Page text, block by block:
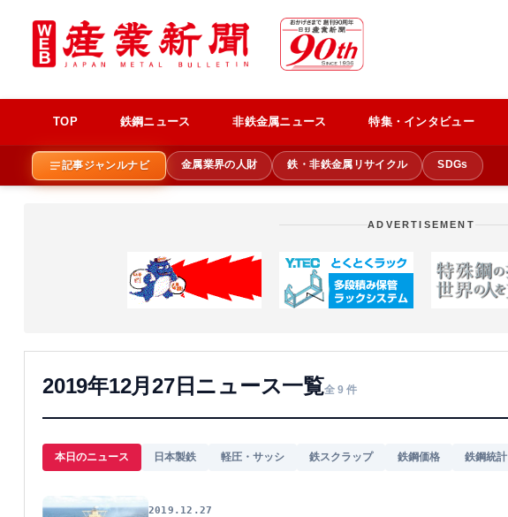
TOP 鉄鋼ニュース 非鉄金属ニュース 特集・インタビュー
記事ジャンルナビ 金属業界の人財 鉄・非鉄金属リサイクル SDGs
ADVERTISEMENT
2019年12月27日ニュース一覧全 9 件
本日のニュース 日本製鉄 軽圧・サッシ 鉄スクラップ 鉄鋼価格 鉄鋼統計
2019.12.27